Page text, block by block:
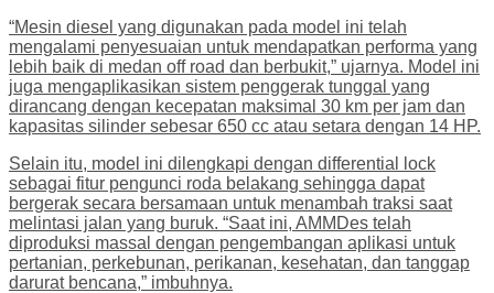
“Mesin diesel yang digunakan pada model ini telah
mengalami penyesuaian untuk mendapatkan performa yang
lebih baik di medan off road dan berbukit,” ujarnya. Model ini
juga mengaplikasikan sistem penggerak tunggal yang
dirancang dengan kecepatan maksimal 30 km per jam dan
kapasitas silinder sebesar 650 cc atau setara dengan 14 HP.
Selain itu, model ini dilengkapi dengan differential lock
sebagai fitur pengunci roda belakang sehingga dapat
bergerak secara bersamaan untuk menambah traksi saat
melintasi jalan yang buruk. “Saat ini, AMMDes telah
diproduksi massal dengan pengembangan aplikasi untuk
pertanian, perkebunan, perikanan, kesehatan, dan tanggap
darurat bencana,” imbuhnya.